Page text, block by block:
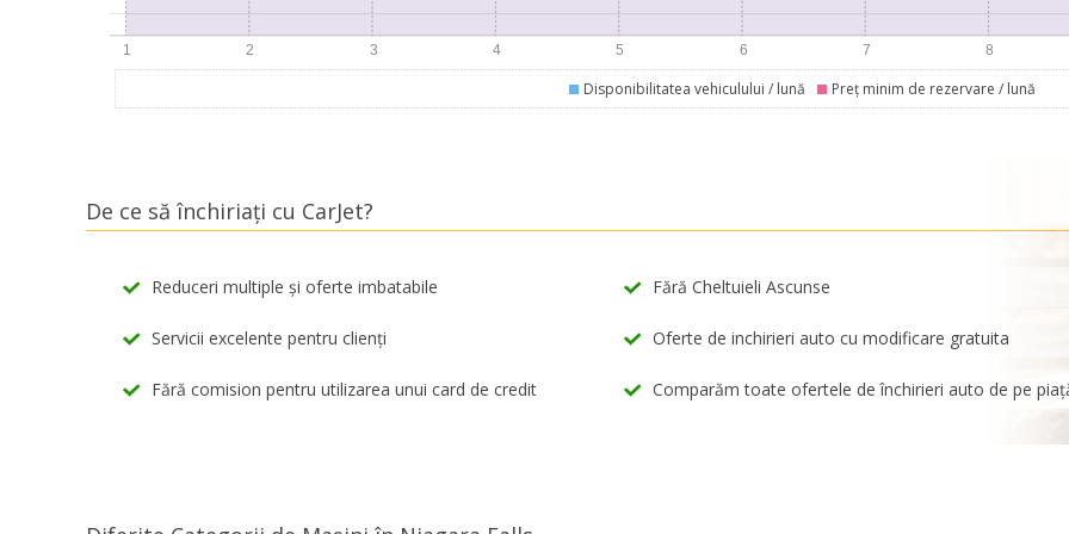
Disponibilitatea vehiculului / lună Preț minim de rezervare / lună
De ce să închiriați cu CarJet?
Reduceri multiple și oferte imbatabile Fără Cheltuieli Ascunse
Servicii excelente pentru clienți Oferte de inchirieri auto cu modificare gratuita
Fără comision pentru utilizarea unui card de credit Comparăm toate ofertele de închirieri auto de pe